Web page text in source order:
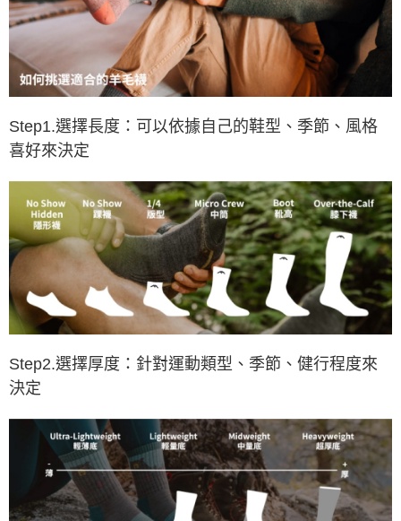
Step1.選擇長度：可以依據自己的鞋型、季節、風格
喜好來決定
Step2.選擇厚度：針對運動類型、季節、健行程度來
決定